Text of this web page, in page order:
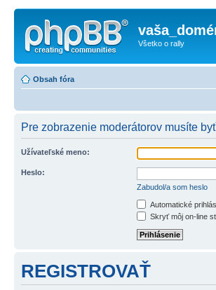
Všetko o rally
Obsah fóra
Pre zobrazenie moderátorov musíte
Užívateľské meno:
Heslo:
Zabudol/a som heslo
Automatické
Skryť môj on-line
REGISTROVAŤ